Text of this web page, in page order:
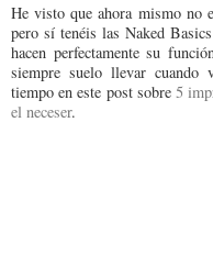
He visto que ahora mismo no
pero sí tenéis las Naked
hacen perfectamente su
siempre suelo llevar cuando
tiempo en este post sobre 5
el neceser.